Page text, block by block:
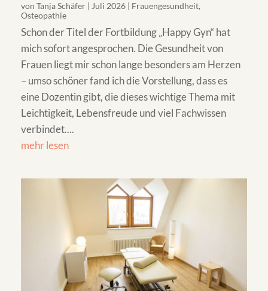
von Tanja Schäfer | Juli 2026 | Frauengesundheit,
Osteopathie
Schon der Titel der Fortbildung „Happy Gyn“ hat
mich sofort angesprochen. Die Gesundheit von
Frauen liegt mir schon lange besonders am Herzen
– umso schöner fand ich die Vorstellung, dass es
eine Dozentin gibt, die dieses wichtige Thema mit
Leichtigkeit, Lebensfreude und viel Fachwissen
verbindet....
mehr lesen